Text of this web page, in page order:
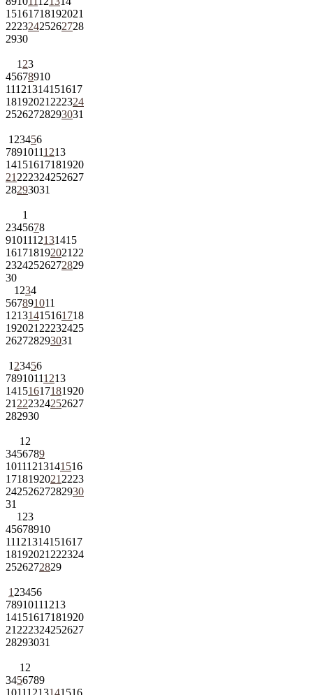
15161718192021
22232425262728
2930
1 23
45678910
11121314151617
18192021 222324
25262728293031
1 23456
78910111213
14151617181920
21 222324252627
28293031
1
2345678
9101112131415
161718192021 22
23242526272829
30
1 234
567891011
12131415161718
192021 22232425
262728293031
1 23456
78910111213
14151617181920
21 222324252627
282930
1 2
3456789
10111213141516
1718192021 2223
24252627282930
31
1 23
45678910
11121314151617
18192021 222324
2526272829
1 23456
78910111213
14151617181920
21 222324252627
28293031
1 2
3456789
10111213141516